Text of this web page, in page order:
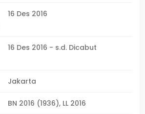
16 Des 2016
16 Des 2016 - s.d. Dicabut
Jakarta
BN 2016 (1936), LL 2016